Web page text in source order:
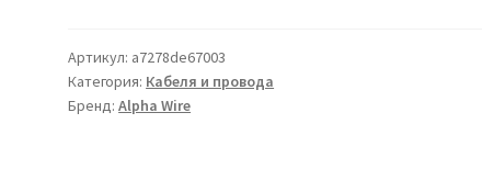
schermato
a
6
Артикул: a7278de67003
Категория: Кабеля и провода
Бренд:Alpha Wire